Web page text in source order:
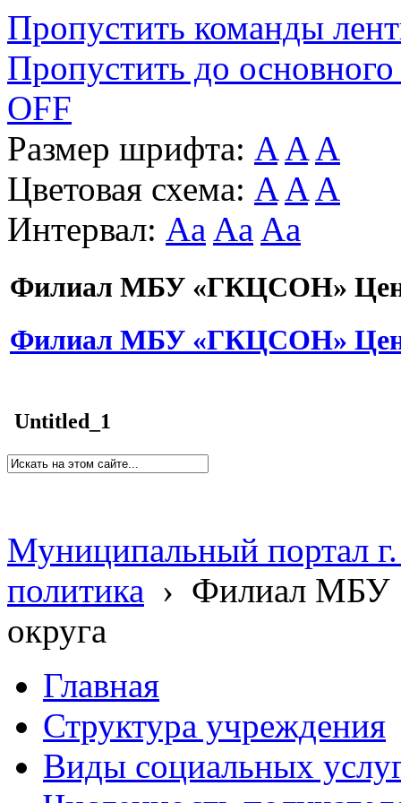
Пропустить команды
Пропустить до основного
OFF
Размер шрифта: A A A
Цветовая схема: A A A
Интервал: Aa Aa Aa
Филиал МБУ «ГКЦСОН»
Филиал МБУ «ГКЦСОН»
Untitled_1
Муниципальный портал
политика › Филиал МБУ
округа
Главная
Структура учреждения
Виды социальных